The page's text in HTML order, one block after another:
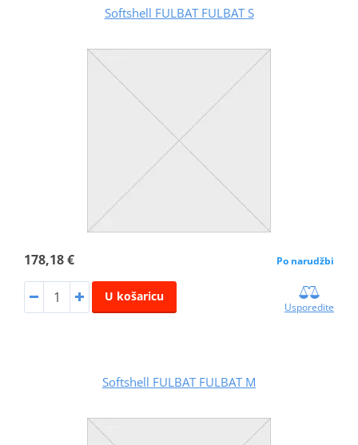
Softshell FULBAT FULBAT S
178,18 € Po narudžbi
U košaricu
Usporedite
Softshell FULBAT FULBAT M